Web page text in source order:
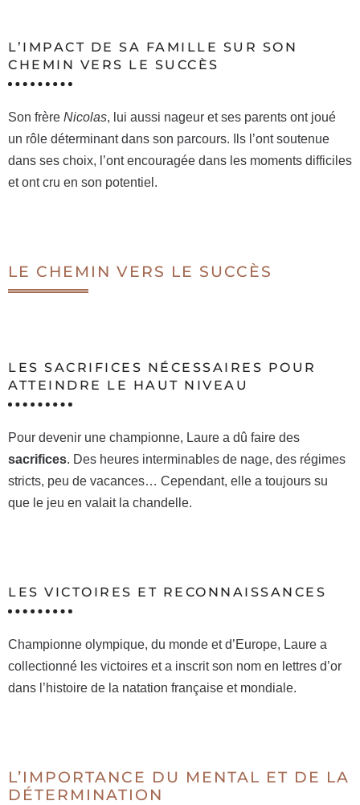
L’IMPACT DE SA FAMILLE SUR SON
CHEMIN VERS LE SUCCÈS
Son frère Nicolas, lui aussi nageur et ses parents ont joué
un rôle déterminant dans son parcours. Ils l’ont soutenue
dans ses choix, l’ont encouragée dans les moments difficiles
et ont cru en son potentiel.
LE CHEMIN VERS LE SUCCÈS
LES SACRIFICES NÉCESSAIRES POUR
ATTEINDRE LE HAUT NIVEAU
Pour devenir une championne, Laure a dû faire des
sacrifices. Des heures interminables de nage, des régimes
stricts, peu de vacances… Cependant, elle a toujours su
que le jeu en valait la chandelle.
LES VICTOIRES ET RECONNAISSANCES
Championne olympique, du monde et d’Europe, Laure a
collectionné les victoires et a inscrit son nom en lettres d’or
dans l’histoire de la natation française et mondiale.
L’IMPORTANCE DU MENTAL ET DE LA
DÉTERMINATION